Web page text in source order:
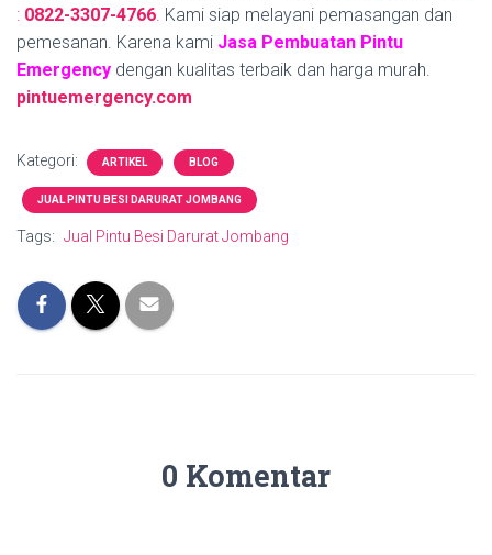
: 0822-3307-4766. Kami siap melayani pemasangan dan
pemesanan. Karena kami Jasa Pembuatan Pintu
Emergency dengan kualitas terbaik dan harga murah.
pintuemergency.com
Kategori: ARTIKEL BLOG
JUAL PINTU BESI DARURAT JOMBANG
Tags: Jual Pintu Besi Darurat Jombang
0 Komentar